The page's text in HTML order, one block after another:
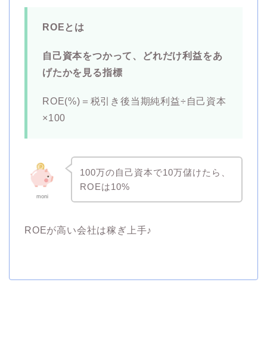
ROEとは
自己資本をつかって、どれだけ利益をあ
げたかを見る指標
ROE(%)＝税引き後当期純利益÷自己資本
×100
moni
100万の自己資本で10万儲けたら、
ROEは10%
ROEが高い会社は稼ぎ上手♪